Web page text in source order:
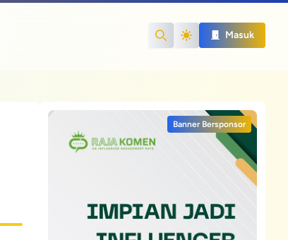
Search
Masuk
Banner Bersponsor